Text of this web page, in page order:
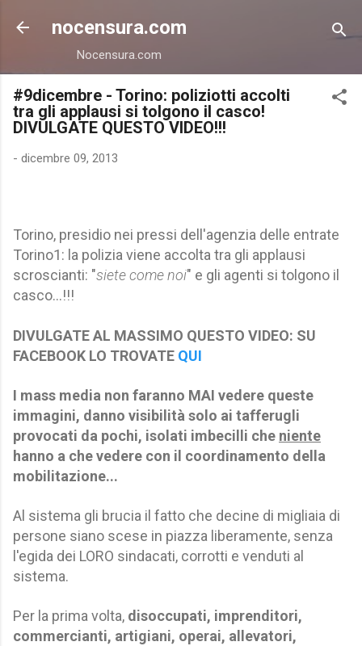
Passa ai contenuti principali
nocensura.com
Nocensura.com
#9dicembre - Torino: poliziotti accolti
tra gli applausi si tolgono il casco!
DIVULGATE QUESTO VIDEO!!!
- dicembre 09, 2013
Torino, presidio nei pressi dell'agenzia delle entrate
Torino1: la polizia viene accolta tra gli applausi
scroscianti: "siete come noi" e gli agenti si tolgono il
casco...!!!
DIVULGATE AL MASSIMO QUESTO VIDEO: SU
FACEBOOK LO TROVATE QUI
I mass media non faranno MAI vedere queste
immagini, danno visibilità solo ai tafferugli
provocati da pochi, isolati imbecilli che niente
hanno a che vedere con il coordinamento della
mobilitazione...
Al sistema gli brucia il fatto che decine di migliaia di
persone siano scese in piazza liberamente, senza
l'egida dei LORO sindacati, corrotti e venduti al
sistema.
Per la prima volta, disoccupati, imprenditori,
commercianti, artigiani, operai, allevatori,